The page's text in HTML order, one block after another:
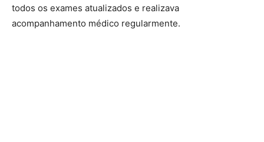
todos os exames atualizados e realizava
acompanhamento médico regularmente.